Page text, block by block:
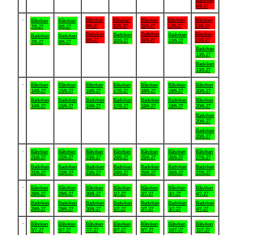
6/6-27
Båtviken
7/6-27
Badviken
7/6-27
Båtviken
8/6-27
Badviken
8/6-27
Båtviken
9/6-27
Badviken
9/6-27
Båtviken
10/6-27
Badviken
10/6-27
Båtviken
11/6-27
Badviken
11/6-27
Båtviken
12/6-27
Badviken
12/6-27
Båtviken
13/6-27
Båtviken
13/6-27
Badviken
13/6-27
Badviken
13/6-27
Båtviken
14/6-27
Badviken
14/6-27
Båtviken
15/6-27
Badviken
15/6-27
Båtviken
16/6-27
Badviken
16/6-27
Båtviken
17/6-27
Badviken
17/6-27
Båtviken
18/6-27
Badviken
18/6-27
Båtviken
19/6-27
Badviken
19/6-27
Båtviken
20/6-27
Båtviken
20/6-27
Badviken
20/6-27
Badviken
20/6-27
Båtviken
21/6-27
Badviken
21/6-27
Båtviken
22/6-27
Badviken
22/6-27
Båtviken
23/6-27
Badviken
23/6-27
Båtviken
24/6-27
Badviken
24/6-27
Båtviken
25/6-27
Badviken
25/6-27
Båtviken
26/6-27
Badviken
26/6-27
Båtviken
27/6-27
Badviken
27/6-27
Båtviken
28/6-27
Badviken
28/6-27
Båtviken
29/6-27
Badviken
29/6-27
Båtviken
30/6-27
Badviken
30/6-27
Båtviken
1/7-27
Badviken
1/7-27
Båtviken
2/7-27
Badviken
2/7-27
Båtviken
3/7-27
Badviken
3/7-27
Båtviken
4/7-27
Badviken
4/7-27
Båtviken
5/7-27
Båtviken
6/7-27
Båtviken
7/7-27
Båtviken
8/7-27
Båtviken
9/7-27
Båtviken
10/7-27
Båtviken
11/7-27